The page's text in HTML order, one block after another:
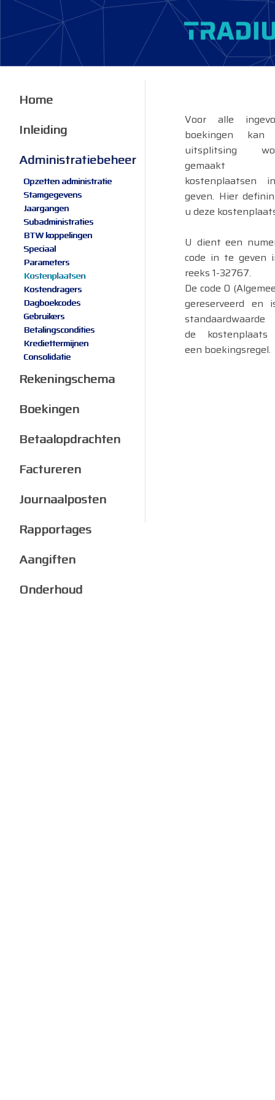
Voor alle
boekingen kan
uitsplitsing
gemaakt
kostenplaatsen
geven. Hier
u deze
U dient een
code in te geven
reeks 1-32767.
De code 0
gereserveerd en
standaardwaarde
de
een boekingsregel.
Home
Inleiding
Administratiebeheer
Opzetten administratie
Stamgegevens
Jaargangen
Subadministraties
BTW koppelingen
Speciaal
Parameters
Kostenplaatsen
Kostendragers
Dagboekcodes
Gebruikers
Betalingscondities
Krediettermijnen
Consolidatie
Rekeningschema
Boekingen
Betaalopdrachten
Factureren
Journaalposten
Rapportages
Aangiften
Onderhoud